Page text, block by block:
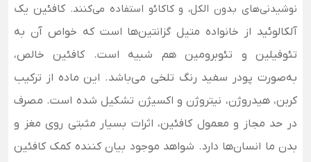
نوشیدنی‌های بدون الکل، و کاکائو استفاده می‌‌کنند.کافئین یک
آلکالوئید از خانواده متیل گزانتین‌ها است که خواص آن به
تئوفیلین و تئوبرومین هم شبیه‌ است. کافئین خالص،
به‌صورت پودر سفید رنگ تلخی می‌باشد. این ماده از ترکیب
کربن، هیدروژن، نیتروژن و اکسیژن تشکیل شده‌ است. مصرف
در حد مجاز و معمول کافئین، اثرات بسیار مثبتی روی مغز و
بدن ما انسان‌ها دارد. شواهد موجود بیان کننده کمک کافئین